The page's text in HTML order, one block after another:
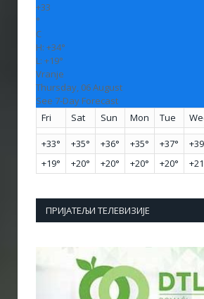
+33
°
C
H: +34°
L: +19°
Vranje
Thursday, 06 August
See 7-Day Forecast
Fri
Sat Sun Mon Tue
+33° +35° +36° +35° +37° +
+19° +20° +20° +20° +20° +
ПРИЈАТЕЉИ ТЕЛЕВИЗИЈЕ